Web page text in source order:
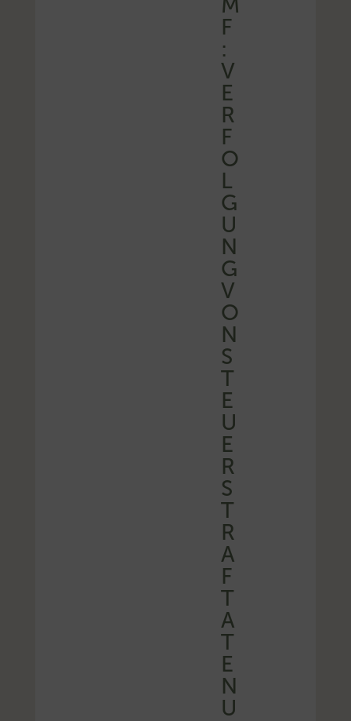
F
:
V
E
R
F
O
L
G
U
N
G
V
O
N
S
T
E
U
E
R
S
T
R
A
F
T
A
T
E
N
U